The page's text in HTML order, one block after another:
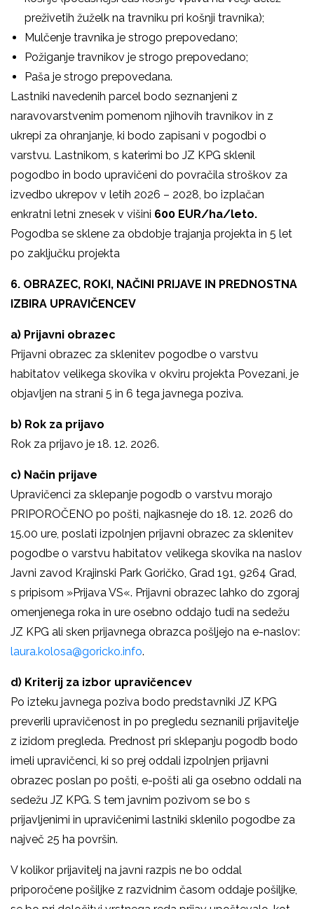
preživetih žuželk na travniku pri košnji travnika);
Mulčenje travnika je strogo prepovedano;
Požiganje travnikov je strogo prepovedano;
Paša je strogo prepovedana.
Lastniki navedenih parcel bodo seznanjeni z
naravovarstvenim pomenom njihovih travnikov in z
ukrepi za ohranjanje, ki bodo zapisani v pogodbi o
varstvu. Lastnikom, s katerimi bo JZ KPG sklenil
pogodbo in bodo upravičeni do povračila stroškov za
izvedbo ukrepov v letih 2026 – 2028, bo izplačan
enkratni letni znesek v višini 600 EUR/ha/leto.
Pogodba se sklene za obdobje trajanja projekta in 5 let
po zaključku projekta
6. OBRAZEC, ROKI, NAČINI PRIJAVE IN PREDNOSTNA
IZBIRA UPRAVIČENCEV
a) Prijavni obrazec
Prijavni obrazec za sklenitev pogodbe o varstvu
habitatov velikega skovika v okviru projekta Povezani, je
objavljen na strani 5 in 6 tega javnega poziva.
b) Rok za prijavo
Rok za prijavo je 18. 12. 2026.
c) Način prijave
Upravičenci za sklepanje pogodb o varstvu morajo
PRIPOROČENO po pošti, najkasneje do 18. 12. 2026 do
15.00 ure, poslati izpolnjen prijavni obrazec za sklenitev
pogodbe o varstvu habitatov velikega skovika na naslov
Javni zavod Krajinski Park Goričko, Grad 191, 9264 Grad,
s pripisom »Prijava VS«. Prijavni obrazec lahko do zgoraj
omenjenega roka in ure osebno oddajo tudi na sedežu
JZ KPG ali sken prijavnega obrazca pošljejo na e-naslov:
laura.kolosa@goricko.info.
d) Kriterij za izbor upravičencev
Po izteku javnega poziva bodo predstavniki JZ KPG
preverili upravičenost in po pregledu seznanili prijavitelje
z izidom pregleda. Prednost pri sklepanju pogodb bodo
imeli upravičenci, ki so prej oddali izpolnjen prijavni
obrazec poslan po pošti, e-pošti ali ga osebno oddali na
sedežu JZ KPG. S tem javnim pozivom se bo s
prijavljenimi in upravičenimi lastniki sklenilo pogodbe za
največ 25 ha površin.
V kolikor prijavitelj na javni razpis ne bo oddal
priporočene pošiljke z razvidnim časom oddaje pošiljke,